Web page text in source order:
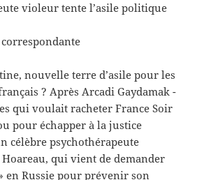
violeur tente l’asile politique
nouvelle terre d’asile pour les
? Après Arcadi Gaydamak
qui voulait racheter France Soir
pour échapper à la justice
célèbre psychothérapeute
qui vient de demander
en Russie pour prévenir son